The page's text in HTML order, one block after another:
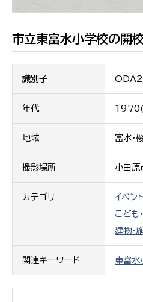
市立東富水小学校の開
識別子
年代
地域 富水・
撮影場所 小田
カテゴリ
イベン
こども
建物・
関連キーワード 東富水